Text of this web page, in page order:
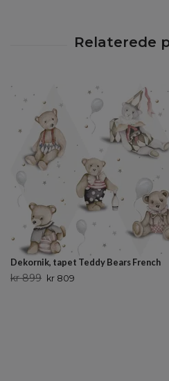
Dekornik, tapet Teddy Bears French
kr 899 kr 809